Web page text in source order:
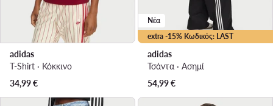
adidas
T-Shirt · Κόκκινο
34,99€
extra -15% Κωδικός: LAST
Νέα
adidas
Τσάντα · Ασημί
54,99€